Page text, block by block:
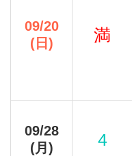
09/20
(日)
満
09/28
(月)
4